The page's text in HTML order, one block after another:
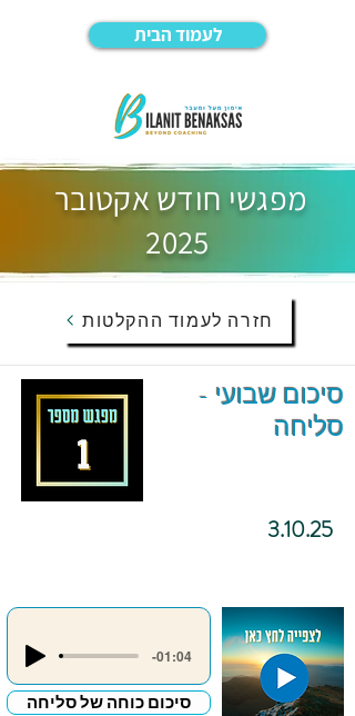
לעמוד הבית
מפגשי חודש אקטובר
2025
חזרה לעמוד ההקלטות
סיכום שבועי -
סליחה
3.10.25
-01:04
סיכום כוחה של סליחה